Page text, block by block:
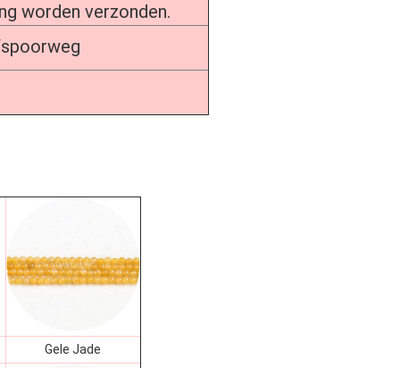
worden verzonden.
Gele Jade